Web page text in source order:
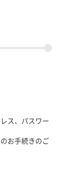
ス、パスワー
お手続きのご